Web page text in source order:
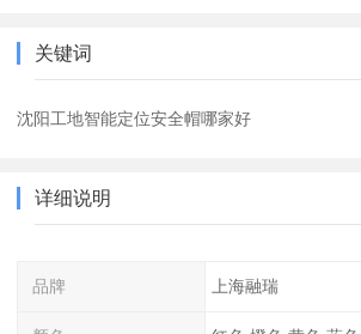
关键词
沈阳工地智能定位安全帽哪家好
详细说明
品牌 上海融瑞